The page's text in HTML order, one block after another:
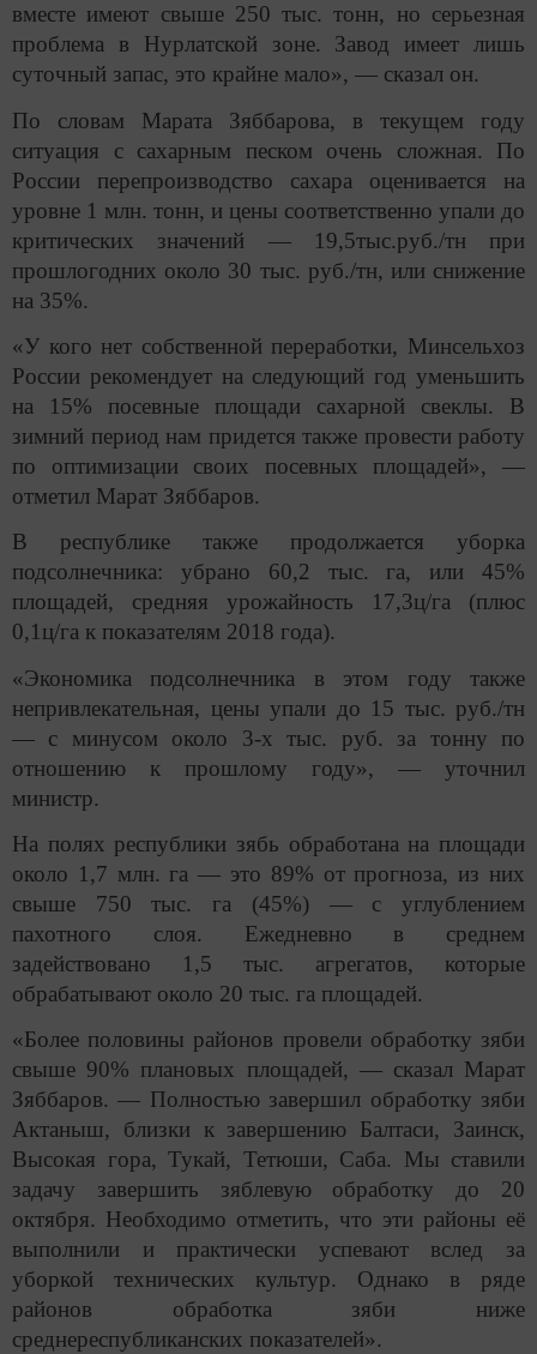
вместе имеют свыше 250 тыс. тонн, но серьезная
проблема в Нурлатской зоне. Завод имеет лишь
суточный запас, это крайне мало», — сказал он.
По словам Марата Зяббарова, в текущем году
ситуация с сахарным песком очень сложная. По
России перепроизводство сахара оценивается на
уровне 1 млн. тонн, и цены соответственно упали до
критических значений — 19,5тыс.руб./тн при
прошлогодних около 30 тыс. руб./тн, или снижение
на 35%.
«У кого нет собственной переработки, Минсельхоз
России рекомендует на следующий год уменьшить
на 15% посевные площади сахарной свеклы. В
зимний период нам придется также провести работу
по оптимизации своих посевных площадей», —
отметил Марат Зяббаров.
В республике также продолжается уборка
подсолнечника: убрано 60,2 тыс. га, или 45%
площадей, средняя урожайность 17,3ц/га (плюс
0,1ц/га к показателям 2018 года).
«Экономика подсолнечника в этом году также
непривлекательная, цены упали до 15 тыс. руб./тн
— с минусом около 3-х тыс. руб. за тонну по
отношению к прошлому году», — уточнил
министр.
На полях республики зябь обработана на площади
около 1,7 млн. га — это 89% от прогноза, из них
свыше 750 тыс. га (45%) — с углублением
пахотного слоя. Ежедневно в среднем
задействовано 1,5 тыс. агрегатов, которые
обрабатывают около 20 тыс. га площадей.
«Более половины районов провели обработку зяби
свыше 90% плановых площадей, — сказал Марат
Зяббаров. — Полностью завершил обработку зяби
Актаныш, близки к завершению Балтаси, Заинск,
Высокая гора, Тукай, Тетюши, Саба. Мы ставили
задачу завершить зяблевую обработку до 20
октября. Необходимо отметить, что эти районы её
выполнили и практически успевают вслед за
уборкой технических культур. Однако в ряде
районов обработка зяби ниже
среднереспубликанских показателей».